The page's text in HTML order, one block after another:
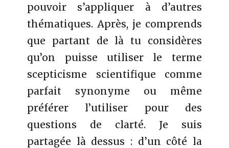
pouvoir s’appliquer à d’autres
thématiques. Après, je comprends
que partant de là tu considères
qu’on puisse utiliser le terme
scepticisme scientifique comme
parfait synonyme ou même
préférer l’utiliser pour des
questions de clarté. Je suis
partagée là dessus : d’un côté la